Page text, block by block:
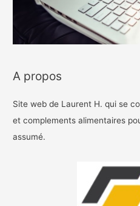
A propos
Site web de Laurent H. qui se
et complements alimentaires
assumé.